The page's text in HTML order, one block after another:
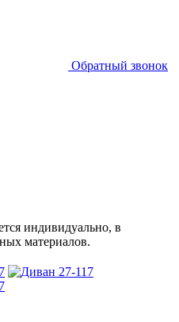
Обратный звонок
индивидуально, в
материалов.